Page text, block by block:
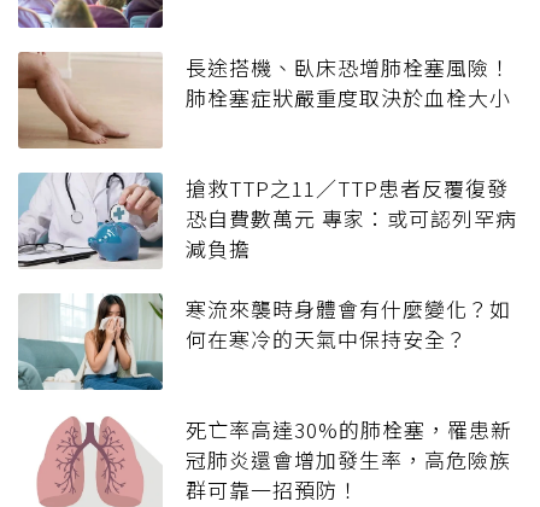
長途搭機、臥床恐增肺栓塞風險！
肺栓塞症狀嚴重度取決於血栓大小
搶救TTP之11／TTP患者反覆復發
恐自費數萬元 專家：或可認列罕病
減負擔
寒流來襲時身體會有什麼變化？如
何在寒冷的天氣中保持安全？
死亡率高達30%的肺栓塞，罹患新
冠肺炎還會增加發生率，高危險族
群可靠一招預防！